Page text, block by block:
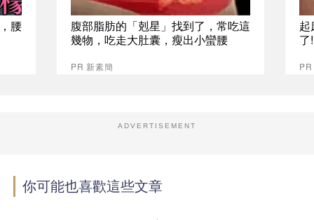
腰
腹部脂肪的「剋星」找到了，常吃這
幾物，吃走大肚囊，瘦出小蠻腰
PR 新素簡
起
了
ADVERTISEMENT
你可能也喜歡這些文章